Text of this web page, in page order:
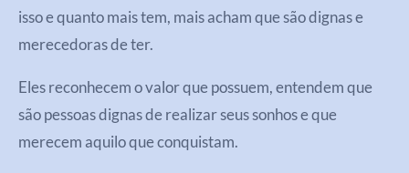
isso e quanto mais tem, mais acham que são dignas e
merecedoras de ter.
Eles reconhecem o valor que possuem, entendem que
são pessoas dignas de realizar seus sonhos e que
merecem aquilo que conquistam.